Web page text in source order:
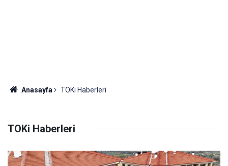
Anasayfa TOKi Haberleri
TOKi Haberleri